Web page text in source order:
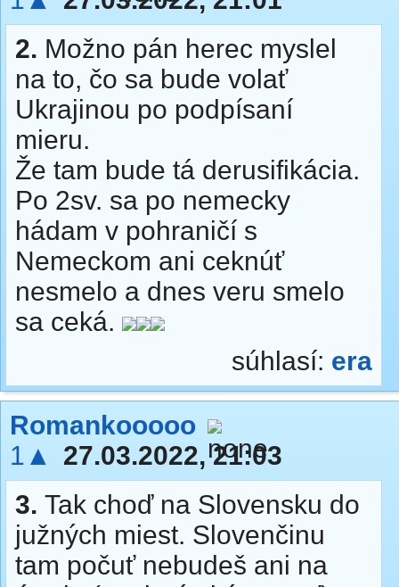
2. Možno pán herec myslel
na to, čo sa bude volať
Ukrajinou po podpísaní
mieru.
Že tam bude tá derusifikácia.
Po 2sv. sa po nemecky
hádam v pohraničí s
Nemeckom ani ceknúť
nesmelo a dnes veru smelo
sa ceká.
súhlasí: era
Romankooooo
1▲
27.03.2022, 21:03
3. Tak choď na Slovensku do
južných miest. Slovenčinu
tam počuť nebudeš ani na